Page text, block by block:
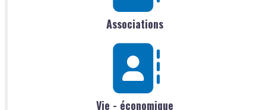
Associations
Vie - économique